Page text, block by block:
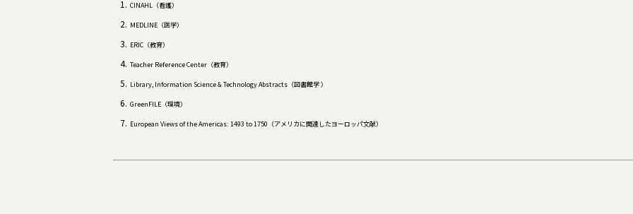
CINAHL （看護）
MEDLINE （医学）
ERIC （教育）
Teacher Reference Center（教育）
Library, Information Science & Technology Abstracts（図書館学 ）
GreenFILE（環境）
European Views of the Americas: 1493 to 1750（アメリカに関連したヨーロッパ文献）